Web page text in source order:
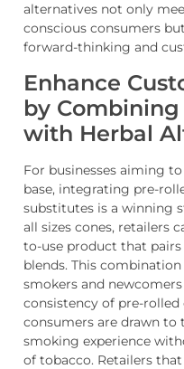
alternatives not only
conscious consumers
forward-thinking and
Enhance
by Combining
with Herbal
For businesses aiming
base, integrating pre-
substitutes is a winning
all sizes cones, retailers
to-use product that
blends. This
smokers and
consistency of pre-rolled
consumers are drawn to
smoking experience
of tobacco. Retailers